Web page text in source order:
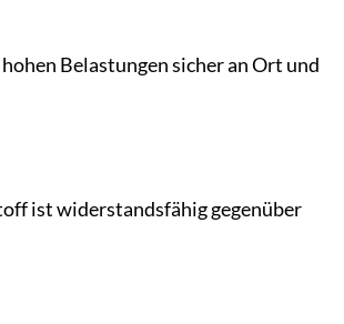
Belastungen sicher an Ort und
ist widerstandsfähig gegenüber